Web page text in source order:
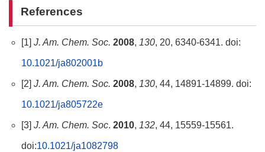
References
[1] J. Am. Chem. Soc. 2008, 130, 20, 6340-6341. doi:
10.1021/ja802001b
[2] J. Am. Chem. Soc. 2008, 130, 44, 14891-14899. doi:
10.1021/ja805722e
[3] J. Am. Chem. Soc. 2010, 132, 44, 15559-15561.
doi:10.1021/ja1082798